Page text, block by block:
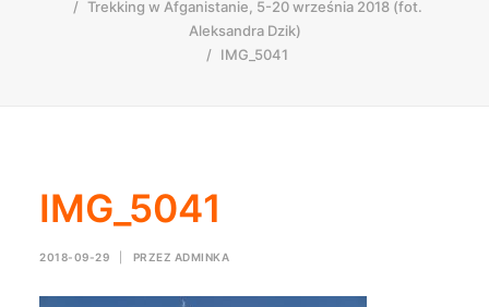
Trekking w Afganistanie, 5-20 września 2018 (fot.
Aleksandra Dzik)
IMG_5041
IMG_5041
2018-09-29 PRZEZ ADMINKA